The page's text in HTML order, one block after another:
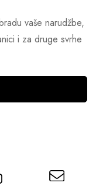
vaše narudžbe,
i za druge svrhe